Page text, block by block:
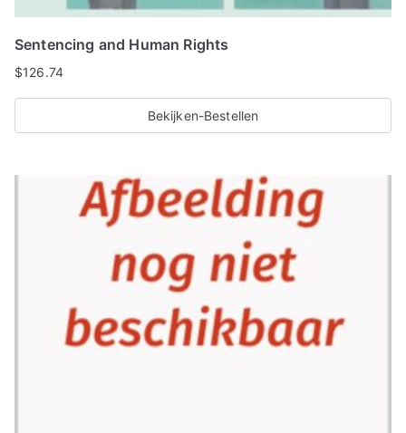
Sentencing and Human Rights
$126.74
Bekijken-Bestellen